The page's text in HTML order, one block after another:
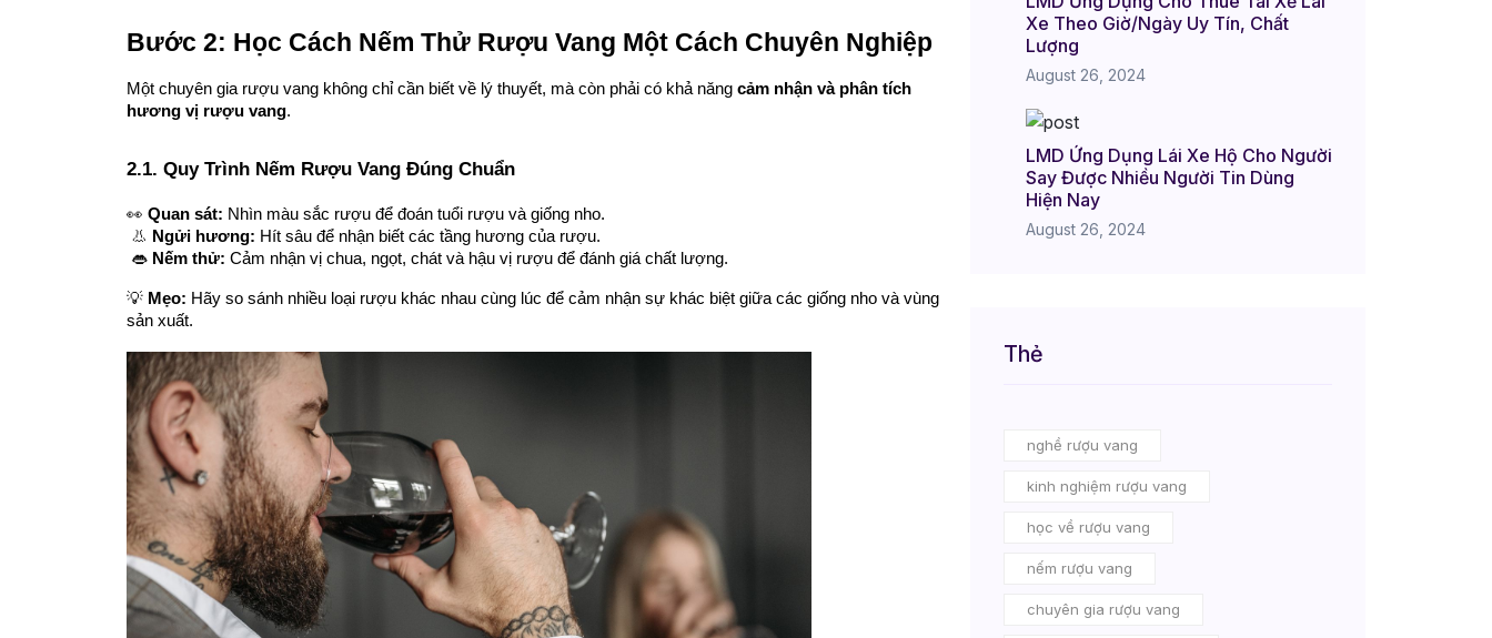
Bước 2: Học Cách Nếm Thử Rượu Vang Một Cách Chuyên Nghiệp
Một chuyên gia rượu vang không chỉ cần biết về lý thuyết, mà còn phải có khả năng cảm nhận và phân tích
hương vị rượu vang.
2.1. Quy Trình Nếm Rượu Vang Đúng Chuẩn
👀 Quan sát: Nhìn màu sắc rượu để đoán tuổi rượu và giống nho.
👃 Ngửi hương: Hít sâu để nhận biết các tầng hương của rượu.
👄 Nếm thử: Cảm nhận vị chua, ngọt, chát và hậu vị rượu để đánh giá chất lượng.
💡 Mẹo: Hãy so sánh nhiều loại rượu khác nhau cùng lúc để cảm nhận sự khác biệt giữa các giống nho và vùng
sản xuất.
Xe Theo Giờ/Ngày Uy Tín, Chất
Lượng
August 26, 2024
LMD Ứng Dụng Lái Xe Hộ Cho Người
Say Được Nhiều Người Tin Dùng
Hiện Nay
August 26, 2024
Thẻ
nghề rượu vang
kinh nghiệm rượu vang
học về rượu vang
nếm rượu vang
chuyên gia rượu vang